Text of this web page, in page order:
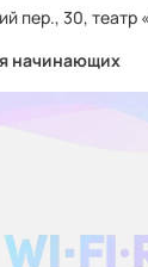
пер., 30, театр
начинающих